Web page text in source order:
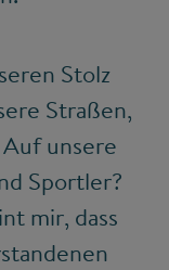
Stolz
Straßen,
unsere
Sportler?
mir, dass